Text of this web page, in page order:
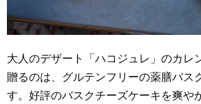
大人のデザート「ハコジュレ」のカレ
贈るのは、グルテンフリーの薬膳バス
す。好評のバスクチーズケーキを爽や